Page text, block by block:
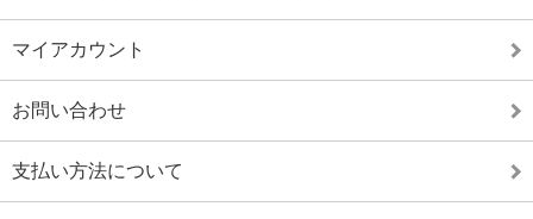
マイアカウント
お問い合わせ
支払い方法について